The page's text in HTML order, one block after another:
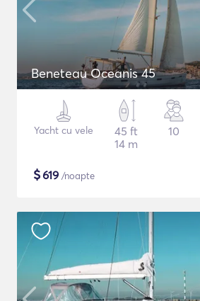
Beneteau Oceanis 45
Yacht cu vele
45 ft
14 m
10
$619 /noapte